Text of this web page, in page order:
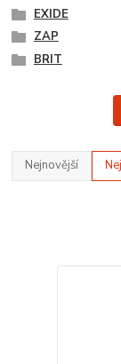
EXIDE
ZAP
BRIT
Nejnovější